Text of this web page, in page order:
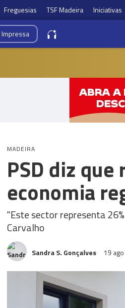
Freguesias TSF Madeira Iniciativas
Impressa
MADEIRA
PSD diz
economia
"Este sector representa
Carvalho
Sandra S. Gonçalves 19